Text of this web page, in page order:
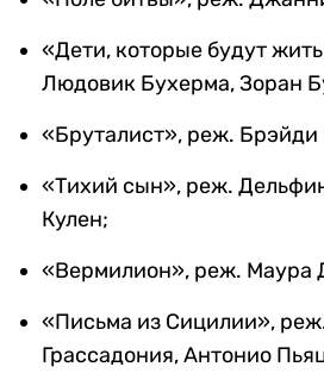
«Дети, которые будут
Людовик Бухерма, Зоран
«Бруталист», реж. Брэйди
«Тихий сын», реж.
Кулен;
«Вермилион», реж. Маура
«Письма из Сицилии»,
Грассадония, Антонио